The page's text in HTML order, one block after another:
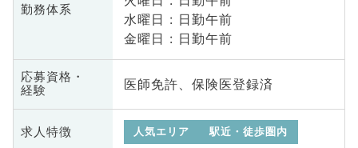
勤務体系
水曜日 : 日勤午前
金曜日 : 日勤午前
応募資格・
経験
医師免許、保険医登録済
求人特徴 人気エリア 駅近・徒歩圏内